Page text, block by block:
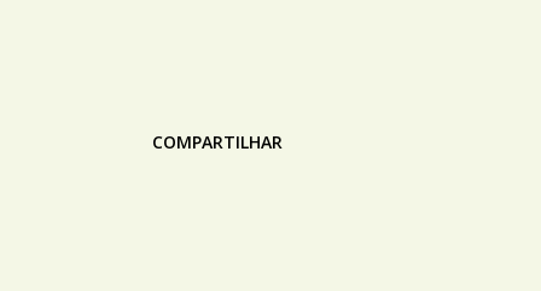
COMPARTILHAR